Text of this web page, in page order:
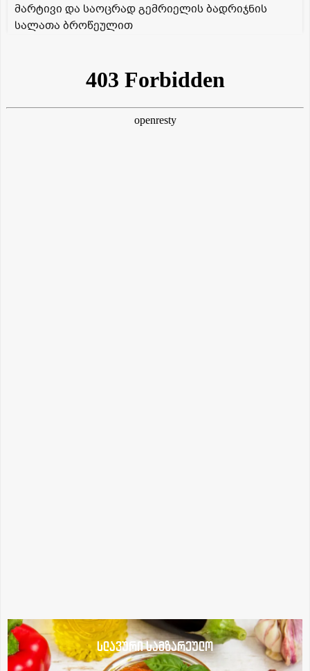
მარტივი და საოცრად გემრიელის ბადრიჯნის
სალათა ბროწეულით
სლავური სამზარეულო